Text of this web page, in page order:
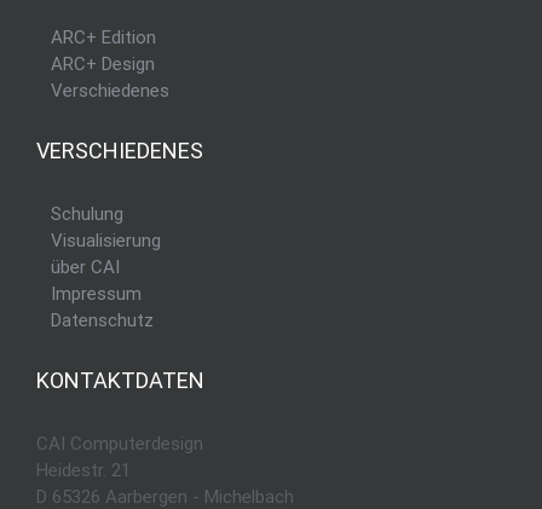
ARC+ Edition
ARC+ Design
Verschiedenes
VERSCHIEDENES
Schulung
Visualisierung
über CAI
Impressum
Datenschutz
KONTAKTDATEN
CAI Computerdesign
Heidestr. 21
D 65326 Aarbergen - Michelbach